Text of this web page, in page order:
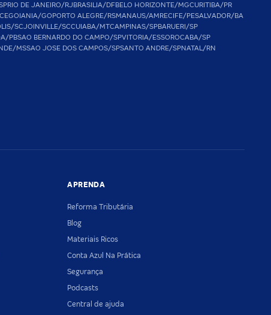
RIO DE JANEIRO/RJBRASILIA/DFBELO HORIZONTE/MGCURITIBA/PR
GOIANIA/GOPORTO ALEGRE/RSMANAUS/AMRECIFE/PESALVADOR/BA
SCJOINVILLE/SCCUIABA/MTCAMPINAS/SPBARUERI/SP
PBSAO BERNARDO DO CAMPO/SPVITORIA/ESSOROCABA/SP
MSSAO JOSE DOS CAMPOS/SPSANTO ANDRE/SPNATAL/RN
APRENDA
Reforma Tributária
Blog
Materiais Ricos
Conta Azul Na Prática
Segurança
Podcasts
Central de ajuda